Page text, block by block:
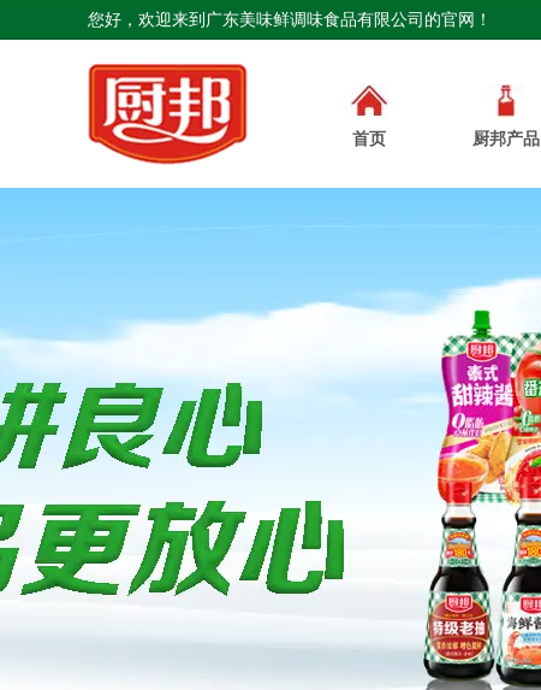
您好，欢迎来到广东美味鲜调味食品有限公司的官网！
首页 厨邦产品